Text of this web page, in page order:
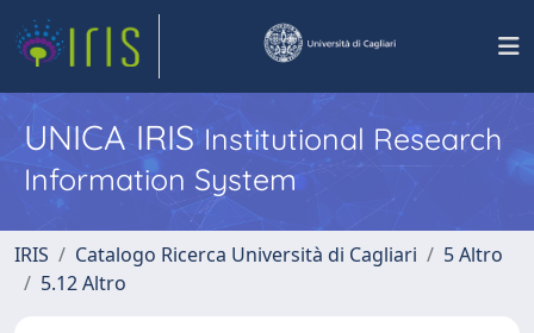
UNICA IRISInstitutional Research
Information System
IRIS Catalogo Ricerca Università di Cagliari
5 Altro
5.12 Altro